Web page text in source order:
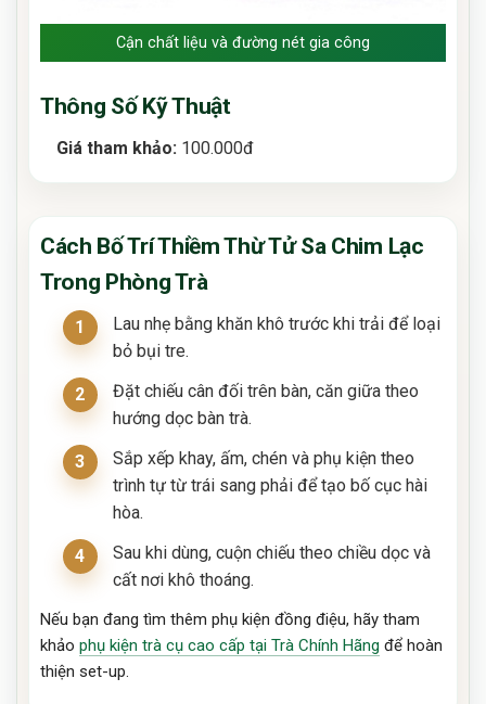
Cận chất liệu và đường nét gia công
Thông Số Kỹ Thuật
Giá tham khảo: 100.000đ
Cách Bố Trí Thiềm Thừ Tử Sa Chim Lạc
Trong Phòng Trà
Lau nhẹ bằng khăn khô trước khi trải để loại
bỏ bụi tre.
Đặt chiếu cân đối trên bàn, căn giữa theo
hướng dọc bàn trà.
Sắp xếp khay, ấm, chén và phụ kiện theo
trình tự từ trái sang phải để tạo bố cục hài
hòa.
Sau khi dùng, cuộn chiếu theo chiều dọc và
cất nơi khô thoáng.
Nếu bạn đang tìm thêm phụ kiện đồng điệu, hãy tham
khảo phụ kiện trà cụ cao cấp tại Trà Chính Hãng để hoàn
thiện set-up.